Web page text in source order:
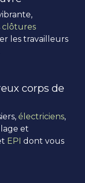
clôtures
les travailleurs
corps de
électriciens,
et
EPI dont vous